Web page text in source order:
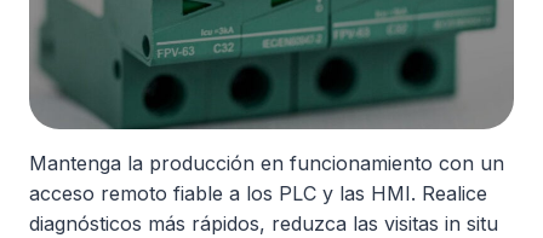
Mantenga la producción en funcionamiento con un
acceso remoto fiable a los PLC y las HMI. Realice
diagnósticos más rápidos, reduzca las visitas in situ